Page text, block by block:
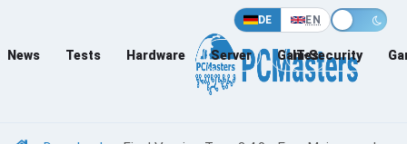
DE EN
News Tests Hardware Server Games
IT-Security